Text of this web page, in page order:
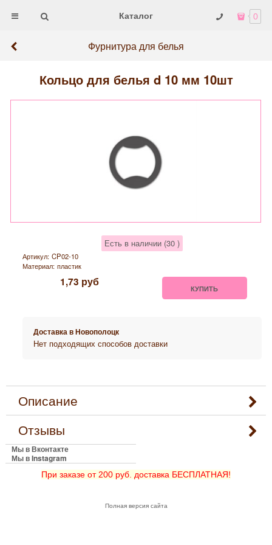
Каталог 0
Фурнитура для белья
Кольцо для белья d 10 мм 10шт
Есть в наличии (30 )
Артикул: CP02-10
Материал: пластик
1,73 руб КУПИТЬ
Доставка вНовополоцк
Нет подходящих способов доставки
Описание
Отзывы
Мы в Вконтакте
Мы в Instagram
При заказе от 200 руб. доставка БЕСПЛАТНАЯ!
Полная версия сайта